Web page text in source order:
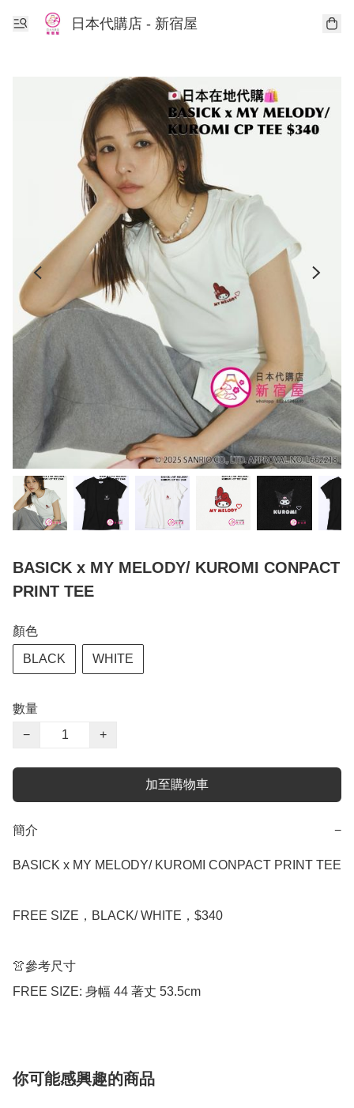
日本代購店 - 新宿屋
BASICK x MY MELODY/ KUROMI CONPACT
PRINT TEE
顏色
BLACK WHITE
數量
−
+
加至購物車
簡介 −
BASICK x MY MELODY/ KUROMI CONPACT PRINT TEE
FREE SIZE，BLACK/ WHITE，$340
👚參考尺寸
FREE SIZE: 身幅 44 著丈 53.5cm
你可能感興趣的商品